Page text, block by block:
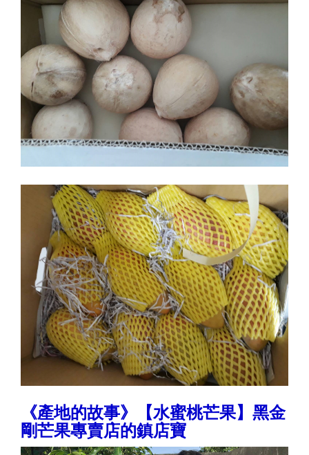
《產地的故事》【水蜜桃芒果】黑金
剛芒果專賣店的鎮店寶